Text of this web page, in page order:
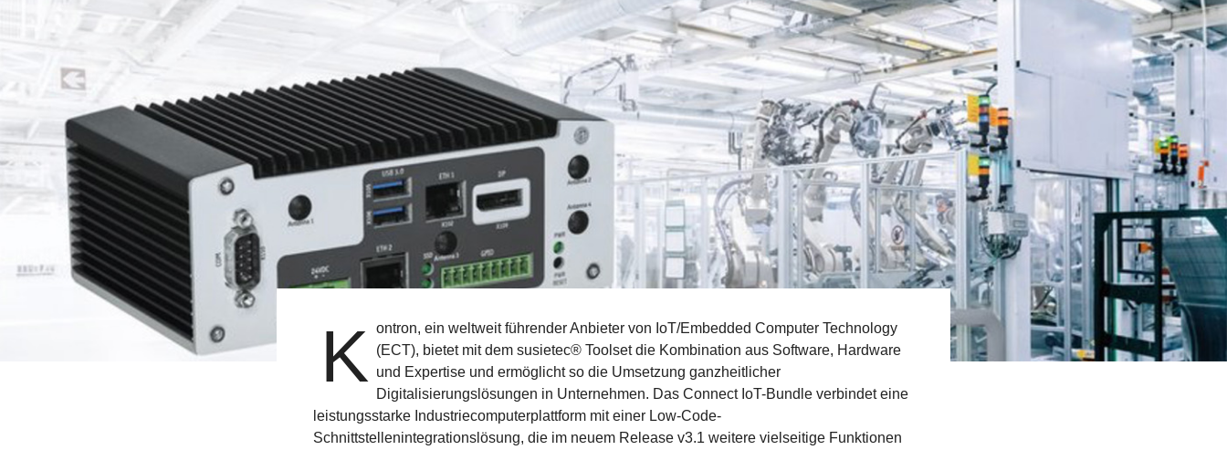
K ontron, ein weltweit führender Anbieter von IoT/Embedded Computer Technology
(ECT), bietet mit dem susietec® Toolset die Kombination aus Software, Hardware
und Expertise und ermöglicht so die Umsetzung ganzheitlicher
Digitalisierungslösungen in Unternehmen. Das Connect IoT-Bundle verbindet eine
leistungsstarke Industriecomputerplattform mit einer Low-Code-
Schnittstellenintegrationslösung, die im neuem Release v3.1 weitere vielseitige Funktionen